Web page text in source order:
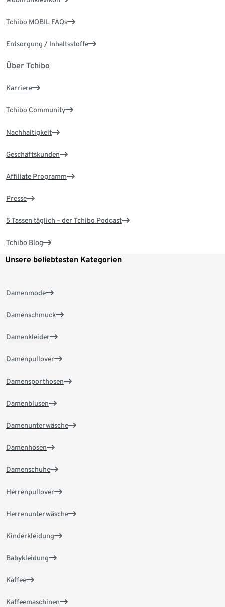
Tchibo MOBIL FAQs
Entsorgung / Inhaltsstoffe
Über Tchibo
Karriere
Tchibo Community
Nachhaltigkeit
Geschäftskunden
Affiliate Programm
Presse
5 Tassen täglich – der Tchibo Podcast
Tchibo Blog
Unsere beliebtesten Kategorien
Damenmode
Damenschmuck
Damenkleider
Damenpullover
Damensporthosen
Damenblusen
Damenunterwäsche
Damenhosen
Damenschuhe
Herrenpullover
Herrenunterwäsche
Kinderkleidung
Babykleidung
Kaffee
Kaffeemaschinen